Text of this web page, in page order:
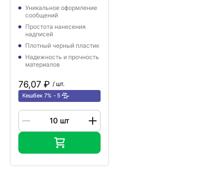
Уникальное оформление
сообщений
Простота нанесения
надписей
Плотный черный пластик
Надежность и прочность
материалов
76,07 ₽ / шт.
Кешбек 7% 5